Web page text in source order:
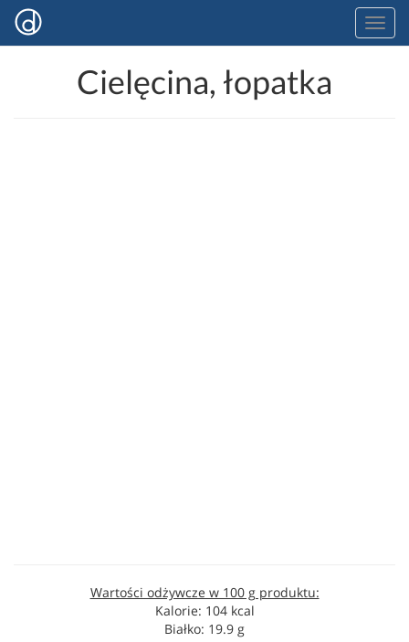
Cielęcina, łopatka
Wartości odżywcze w 100 g produktu:
Kalorie: 104 kcal
Białko: 19.9 g